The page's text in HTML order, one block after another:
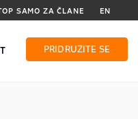
SAMO ZA ČLANE EN
PRIDRUŽITE SE